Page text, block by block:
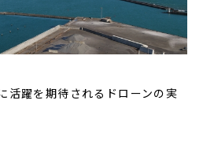
活躍を期待されるドローンの実